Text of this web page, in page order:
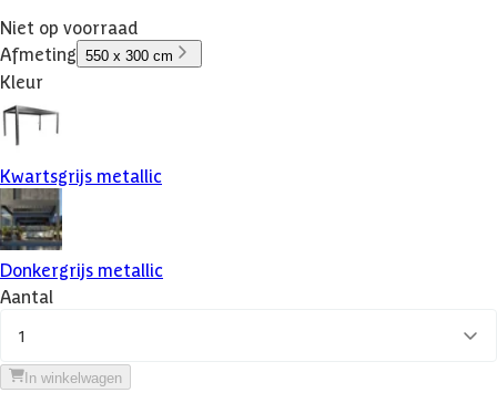
Niet op voorraad
Afmeting 550 x 300 cm
Kleur
Kwartsgrijs metallic
Donkergrijs metallic
Aantal
1
In winkelwagen